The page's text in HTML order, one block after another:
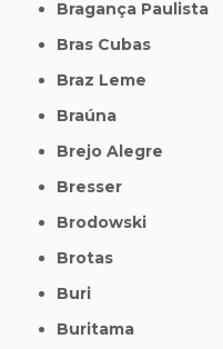
Bragança Paulista
Bras Cubas
Braz Leme
Braúna
Brejo Alegre
Bresser
Brodowski
Brotas
Buri
Buritama